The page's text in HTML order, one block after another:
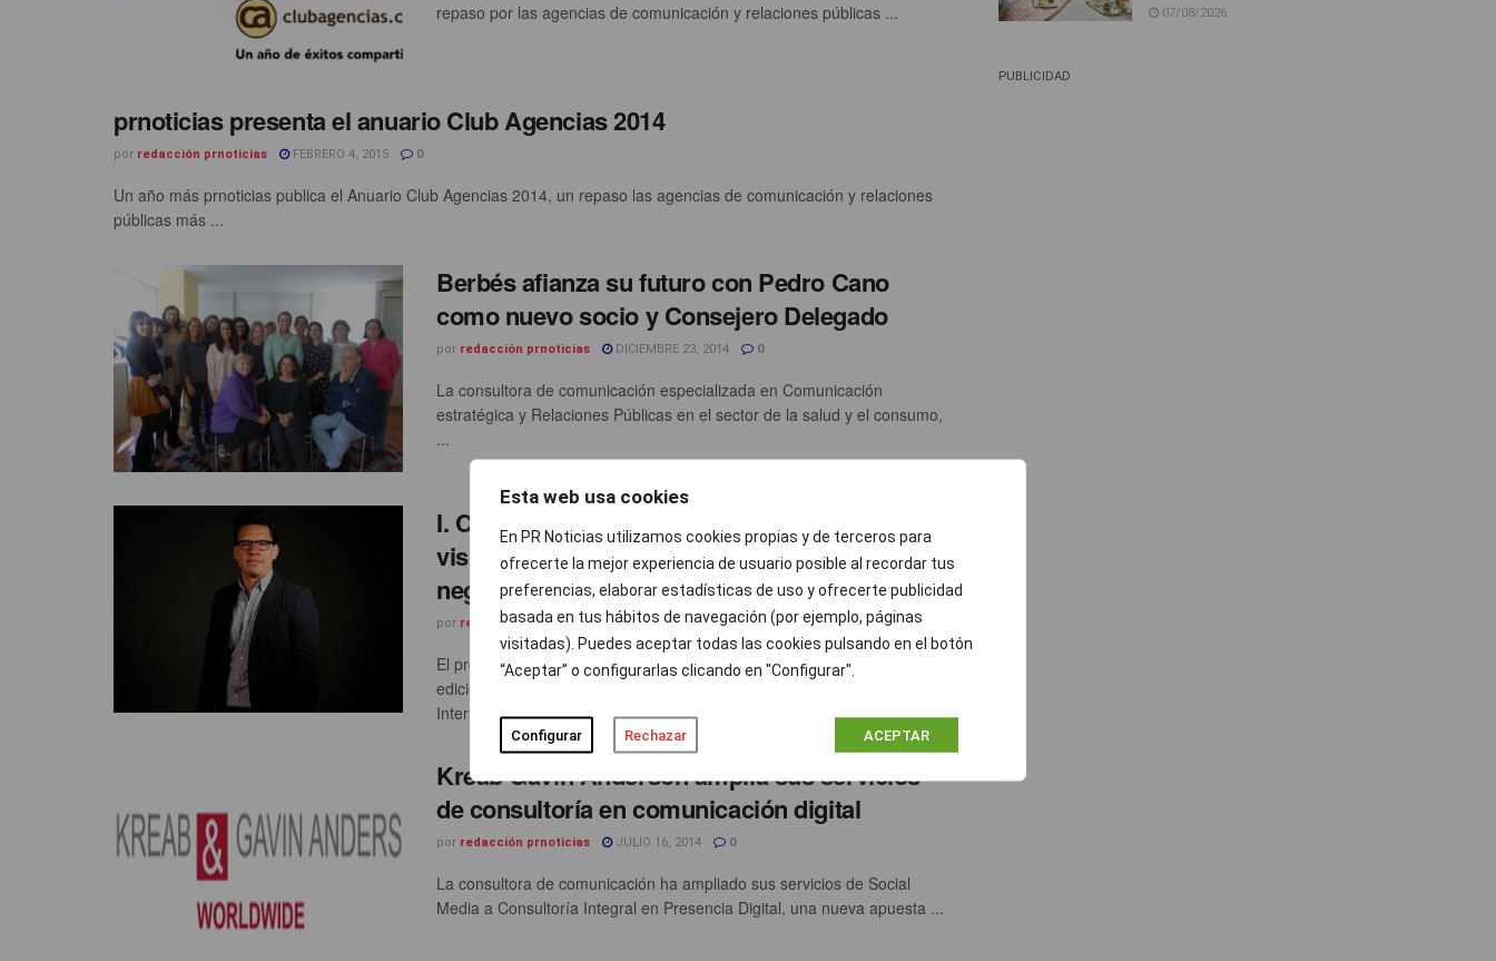
Esta web usa cookies
En PR Noticias utilizamos cookies propias y de terceros para
ofrecerte la mejor experiencia de usuario posible al recordar tus
preferencias, elaborar estadísticas de uso y ofrecerte publicidad
basada en tus hábitos de navegación (por ejemplo, páginas
visitadas). Puedes aceptar todas las cookies pulsando en el botón
“Aceptar” o configurarlas clicando en "Configurar".
Configurar Rechazar ACEPTAR
repaso por las agencias de comunicación y relaciones públicas ...
prnoticias presenta el anuario Club Agencias 2014
por redacción prnoticias FEBRERO 4, 2015 0
Un año más prnoticias publica el Anuario Club Agencias 2014, un repaso las agencias de comunicación y relaciones
públicas más ...
Berbés afianza su futuro con Pedro Cano
como nuevo socio y Consejero Delegado
por redacción prnoticias DICIEMBRE 23, 2014 0
La consultora de comunicación especializada en Comunicación
estratégica y Relaciones Públicas en el sector de la salud y el consumo,
...
I. Campos (Augure): ‘No es suficiente medir la
visibilidad, sino también cómo impacta en el
negocio’
por redacción prnoticias NOVIEMBRE 14, 2014 0
El próxo miércoles 19 de Noviembre prnoticias organiza una nueva
edición de Desayunos Club Agencias. Ivo Campos, Responsable
Internacional de ...
Kreab Gavin Anderson amplía sus servicios
de consultoría en comunicación digital
por redacción prnoticias JULIO 16, 2014 0
La consultora de comunicación ha ampliado sus servicios de Social
Media a Consultoría Integral en Presencia Digital, una nueva apuesta ...
07/08/2026
PUBLICIDAD